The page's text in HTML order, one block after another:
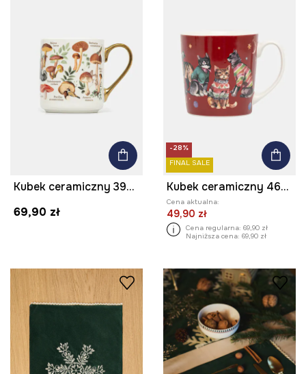
Kubek ceramiczny 390 ml z ozdobnym wzorem
69,90 zł
-28%
FINAL SALE
Kubek ceramiczny 460 ml w koty
Cena aktualna:
49,90 zł
Cena regularna: 69,90 zł
Najniższa cena: 69,90 zł